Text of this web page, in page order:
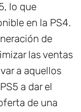
lo que
en la PS4.
de
las ventas
a aquellos
a dar el
de una